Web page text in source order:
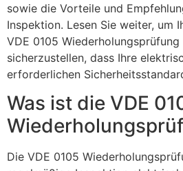
sowie die Vorteile und
Inspektion. Lesen Sie weiter, um
VDE 0105
sicherzustellen, dass Ihre
erforderlichen
Was ist die VDE
Die VDE 0105